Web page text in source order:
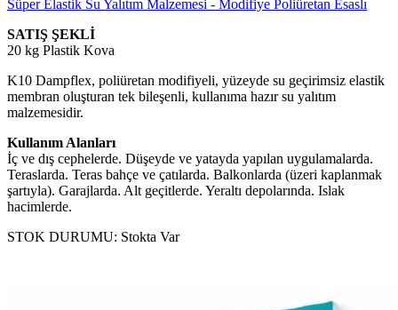
Süper Elastik Su Yalıtım Malzemesi - Modifiye Poliüretan Esaslı
SATIŞ ŞEKLİ
20 kg Plastik Kova
K10 Dampflex, poliüretan modifiyeli, yüzeyde su geçirimsiz elastik
membran oluşturan tek bileşenli, kullanıma hazır su yalıtım
malzemesidir.
Kullanım Alanları
İç ve dış cephelerde. Düşeyde ve yatayda yapılan uygulamalarda.
Teraslarda. Teras bahçe ve çatılarda. Balkonlarda (üzeri kaplanmak
şartıyla). Garajlarda. Alt geçitlerde. Yeraltı depolarında. Islak
hacimlerde.
STOK DURUMU: Stokta Var